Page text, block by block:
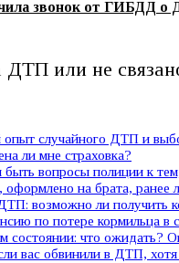
звонок от ГИБДД о
или не
опыт случайного ДТП и
ли мне страховка?
вопросы полиции к
на брата,
возможно ли получить
по потере кормильца в
состоянии: что ожидать?
вас обвинили в ДТП,